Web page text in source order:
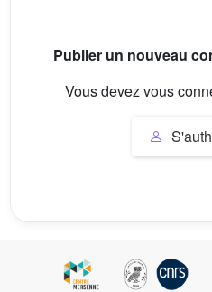
Publier un nouveau
Vous devez vous